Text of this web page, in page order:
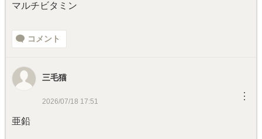
マルチビタミン
コメント
三毛猫
2026/07/18 17:51 ︙
亜鉛